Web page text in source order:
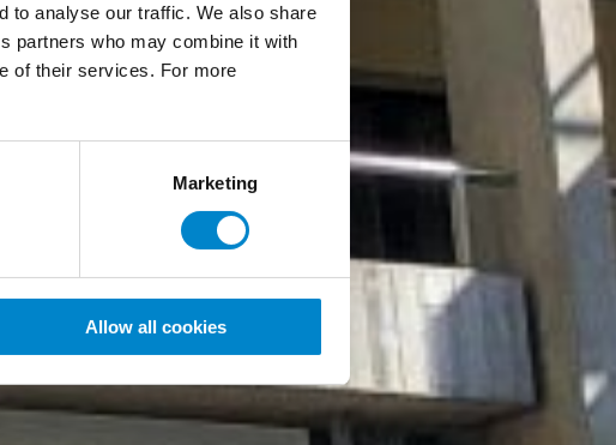
to analyse our traffic. We also share
partners who may combine it with
of their services. For more
Marketing
Allow all cookies